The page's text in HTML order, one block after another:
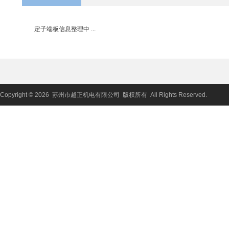
定子端板信息整理中 ...
Copyright © 2026 苏州市越正机电有限公司 版权所有 All Rights Reserved.